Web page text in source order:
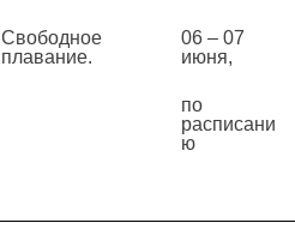
Свободное
плавание.
06 – 07
июня,
по
расписани
ю